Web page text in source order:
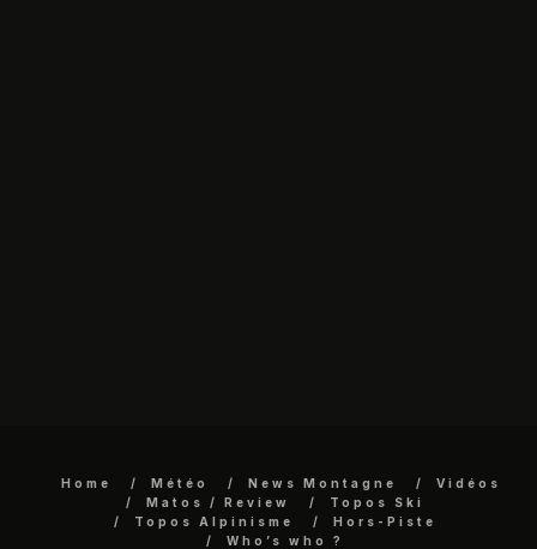
Home Météo News Montagne
Vidéos
Matos / Review
Topos Ski
Topos Alpinisme
Hors-Piste
Who’s who ?